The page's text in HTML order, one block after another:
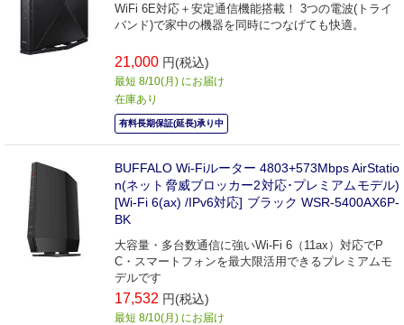
WiFi 6E対応＋安定通信機能搭載！ 3つの電波(トライ
バンド)で家中の機器を同時につなげても快適。
21,000 円(税込)
最短 8/10(月) にお届け
在庫あり
有料長期保証(延長)承り中
BUFFALO Wi-Fiルーター 4803+573Mbps AirStatio
n(ネット脅威ブロッカー2対応･プレミアムモデル)
[Wi-Fi 6(ax) /IPv6対応] ブラック WSR-5400AX6P-
BK
大容量・多台数通信に強いWi-Fi 6（11ax）対応でP
C・スマートフォンを最大限活用できるプレミアムモ
デルです
17,532 円(税込)
最短 8/10(月) にお届け